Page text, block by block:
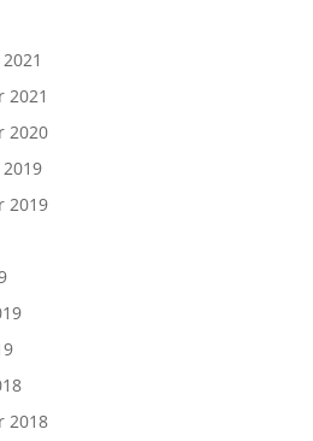
2021
2020
2019
2018